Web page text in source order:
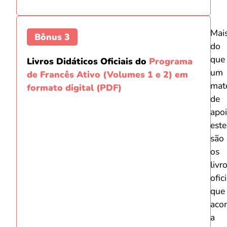
Bônus 3
Livros Didáticos Oficiais do Programa
de Francês Ativo (Volumes 1 e 2) em
formato digital (PDF)
do
que
um
de
são
os
que
a